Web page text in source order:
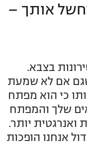
אותך –
בצבא.
אם לא שמעת
כי הוא מפתח
שלך והמפתח
ואנרגטית יותר.
אנחנו הופכות